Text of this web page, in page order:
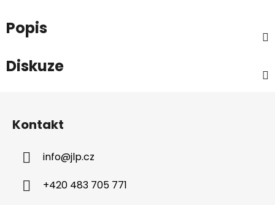
Popis
Diskuze
Kontakt
info@jlp.cz
+420 483 705 771